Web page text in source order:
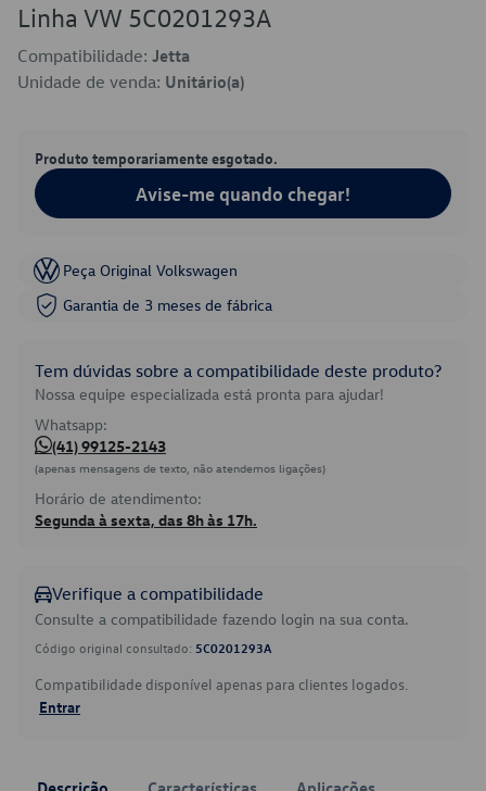
Linha VW 5C0201293A
Compatibilidade: Jetta
Unidade de venda: Unitário(a)
Produto temporariamente esgotado.
Avise-me quando chegar!
Peça Original Volkswagen
Garantia de 3 meses de fábrica
Tem dúvidas sobre a compatibilidade deste produto?
Nossa equipe especializada está pronta para ajudar!
Whatsapp:
(41) 99125-2143
(apenas mensagens de texto, não atendemos ligações)
Horário de atendimento:
Segunda à sexta, das 8h às 17h.
Verifique a compatibilidade
Consulte a compatibilidade fazendo login na sua conta.
Código original consultado: 5C0201293A
Compatibilidade disponível apenas para clientes logados.
Entrar